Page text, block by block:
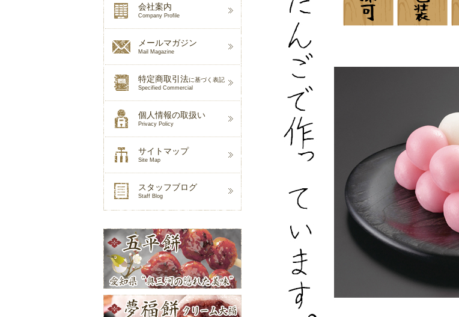
会社案内
Company Profile
メールマガジン
Mail Magazine
特定商取引法に基づく表記
Specified Commercial
個人情報の取扱い
Privacy Policy
サイトマップ
Site Map
スタッフブログ
Staff Blog